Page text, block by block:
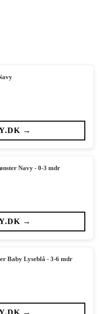
→
Navy - 0-3 mdr
→
Baby Lyseblå - 3-6 mdr
→